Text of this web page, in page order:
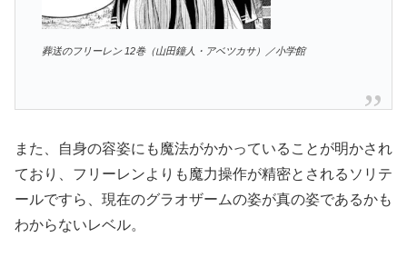
葬送のフリーレン 12巻（山田鐘人・アベツカサ）／小学館
また、自身の容姿にも魔法がかかっていることが明かされ
ており、フリーレンよりも魔力操作が精密とされるソリテ
ールですら、現在のグラオザームの姿が真の姿であるかも
わからないレベル。